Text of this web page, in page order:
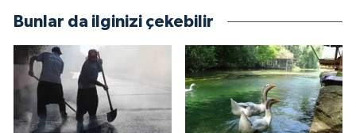
Bunlar da ilginizi çekebilir